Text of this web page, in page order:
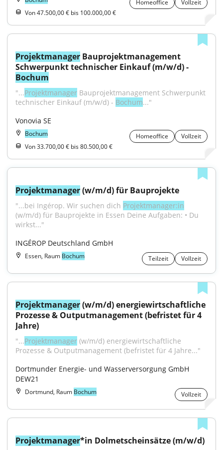
Homeoffice
Vollzeit
Von 47.500,00 € bis 100.000,00 €
Projektmanager Bauprojektmanagement
Bochum
"...Projektmanager Bauprojektmanagement Schwerpunkt
technischer Einkauf (m/w/d) - Bochum..."
Vonovia SE
Bochum Homeoffice
Vollzeit
Von 33.700,00 € bis 80.500,00 €
Projektmanager (w/m/d) für Bauprojekte
"...bei Ingérop. Wir suchen dich Projektmanager:in
(w/m/d) für Bauprojekte in Essen Deine Aufgaben: • Du
wirkst..."
INGÉROP Deutschland GmbH
Essen, Raum Bochum Teilzeit Vollzeit
Projektmanager (w/m/d) energiewirtschaftliche
Prozesse & Outputmanagement (befristet für 4
Jahre)
"...Projektmanager (w/m/d) energiewirtschaftliche
Prozesse & Outputmanagement (befristet für 4 Jahre..."
Dortmunder Energie- und Wasserversorgung GmbH
DEW21
Dortmund, Raum Bochum Vollzeit
Projektmanager*in Dolmetscheinsätze (m/w/d)